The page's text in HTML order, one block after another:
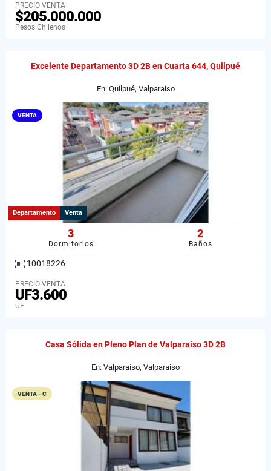
PRECIO VENTA
$205.000.000
Pesos Chilenos
Excelente Departamento 3D 2B en Cuarta 644, Quilpué
En: Quilpué, Valparaiso
VENTA
Departamento Venta
3
Dormitorios
2
Baños
10018226
PRECIO VENTA
UF3.600
UF
Casa Sólida en Pleno Plan de Valparaíso 3D 2B
En: Valparaíso, Valparaiso
VENTA - C